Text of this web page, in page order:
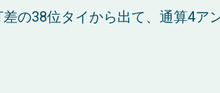
の38位タイから出て、通算4ア